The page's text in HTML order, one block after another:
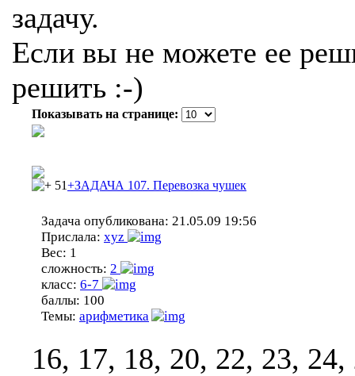
задачу.
Если вы не можете ее
решить :-)
Показывать на странице:
51+ЗАДАЧА 107. Перевозка чушек
Задача опубликована: 21.05.09 19:56
Прислала: xyz
Вес: 1
сложность: 2
класс: 6-7
баллы: 100
Темы: арифметика
16, 17, 18, 20, 22, 23,